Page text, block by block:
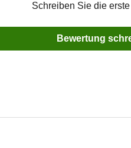
Schreiben Sie die
Bewertung